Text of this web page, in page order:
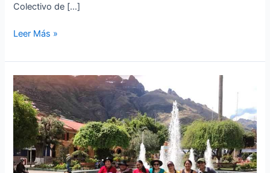
Colectivo de […]
Leer Más »
APRODEH
realizó
encuentro
internacional
de
defensoras
y